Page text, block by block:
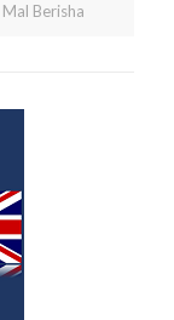
Berisha